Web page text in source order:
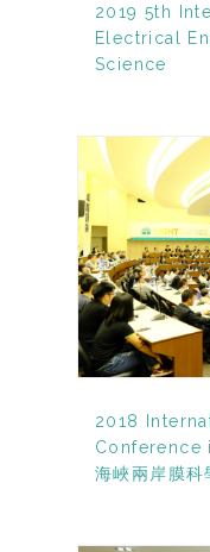
2019 5th
Electrical
Science
2018
Conference
海峽兩岸膜